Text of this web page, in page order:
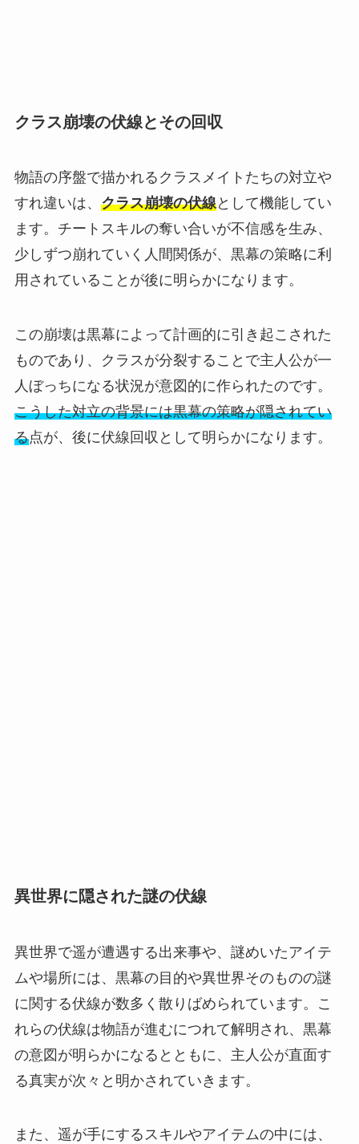
クラス崩壊の伏線とその回収
物語の序盤で描かれるクラスメイトたちの対立や
すれ違いは、 クラス崩壊の伏線として機能してい
ます。チートスキルの奪い合いが不信感を生み、
少しずつ崩れていく人間関係が、黒幕の策略に利
用されていることが後に明らかになります。
この崩壊は黒幕によって計画的に引き起こされた
ものであり、クラスが分裂することで主人公が一
人ぼっちになる状況が意図的に作られたのです。
こうした対立の背景には黒幕の策略が隠されてい
る点が、後に伏線回収として明らかになります。
異世界に隠された謎の伏線
異世界で遥が遭遇する出来事や、謎めいたアイテ
ムや場所には、黒幕の目的や異世界そのものの謎
に関する伏線が数多く散りばめられています。こ
れらの伏線は物語が進むにつれて解明され、黒幕
の意図が明らかになるとともに、主人公が直面す
る真実が次々と明かされていきます。
また、遥が手にするスキルやアイテムの中には、